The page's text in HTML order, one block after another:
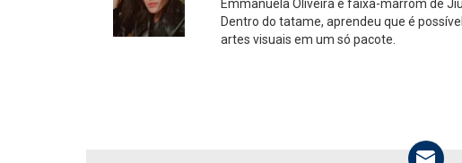
Emmanuela Oliveira é faixa-marrom de
Dentro do tatame, aprendeu que é
artes visuais em um só pacote.